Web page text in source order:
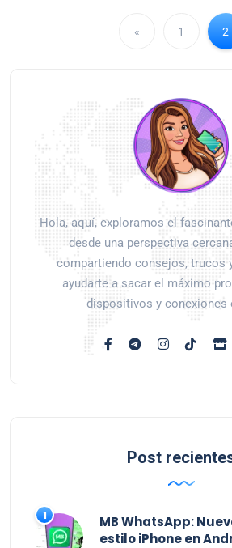
« 1 2
Hola, aquí, exploramos el
desde una perspectiva
compartiendo consejos, trucos
ayudarte a sacar el máximo
dispositivos y conexiones
Post
MB WhatsApp:
estilo iPhone en